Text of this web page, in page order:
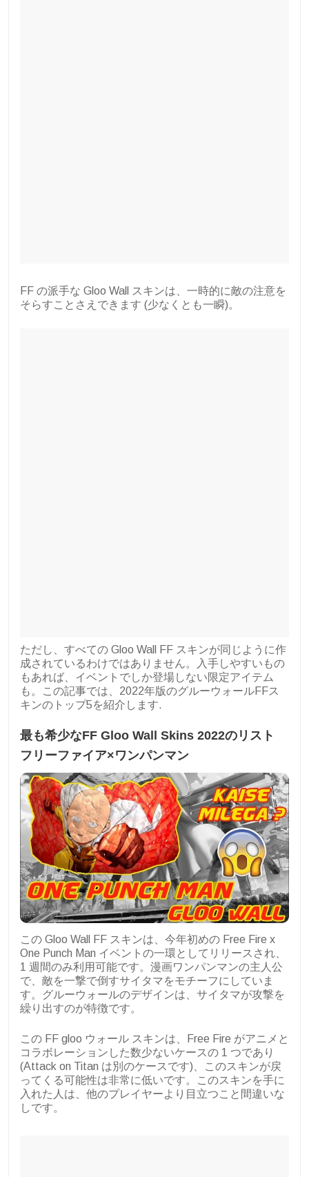
FF の派手な Gloo Wall スキンは、一時的に敵の注意を
そらすことさえできます (少なくとも一瞬)。
ただし、すべての Gloo Wall FF スキンが同じように作
成されているわけではありません。入手しやすいもの
もあれば、イベントでしか登場しない限定アイテム
も。この記事では、2022年版のグルーウォールFFス
キンのトップ5を紹介します.
最も希少なFF Gloo Wall Skins 2022のリスト
フリーファイア×ワンパンマン
この Gloo Wall FF スキンは、今年初めの Free Fire x
One Punch Man イベントの一環としてリリースされ、
1 週間のみ利用可能です。漫画ワンパンマンの主人公
で、敵を一撃で倒すサイタマをモチーフにしていま
す。グルーウォールのデザインは、サイタマが攻撃を
繰り出すのが特徴です。
この FF gloo ウォール スキンは、Free Fire がアニメと
コラボレーションした数少ないケースの 1 つであり
(Attack on Titan は別のケースです)、このスキンが戻
ってくる可能性は非常に低いです。このスキンを手に
入れた人は、他のプレイヤーより目立つこと間違いな
しです。